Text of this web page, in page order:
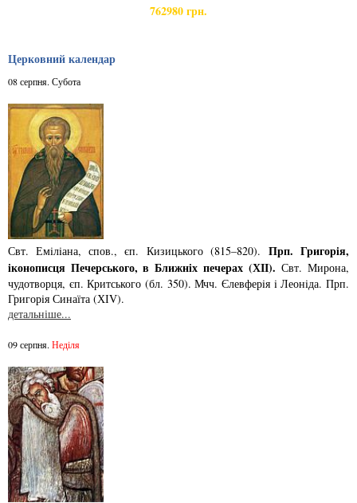
762980 грн.
Церковний календар
08 серпня. Субота
Свт. Емiлiана, спов., єп. Кизицького (815–820). Прп. Григорiя,
iконописця Печер­ського, в Ближнiх печерах (ХІІ). Свт. Мирона,
чудотворця, єп. Критського­ (бл. 350). Мчч. Єлев­ферiя i Леонiда. Прп.
Григорiя Синаїта (ХІV).
детальніше...
09 серпня. Неділя